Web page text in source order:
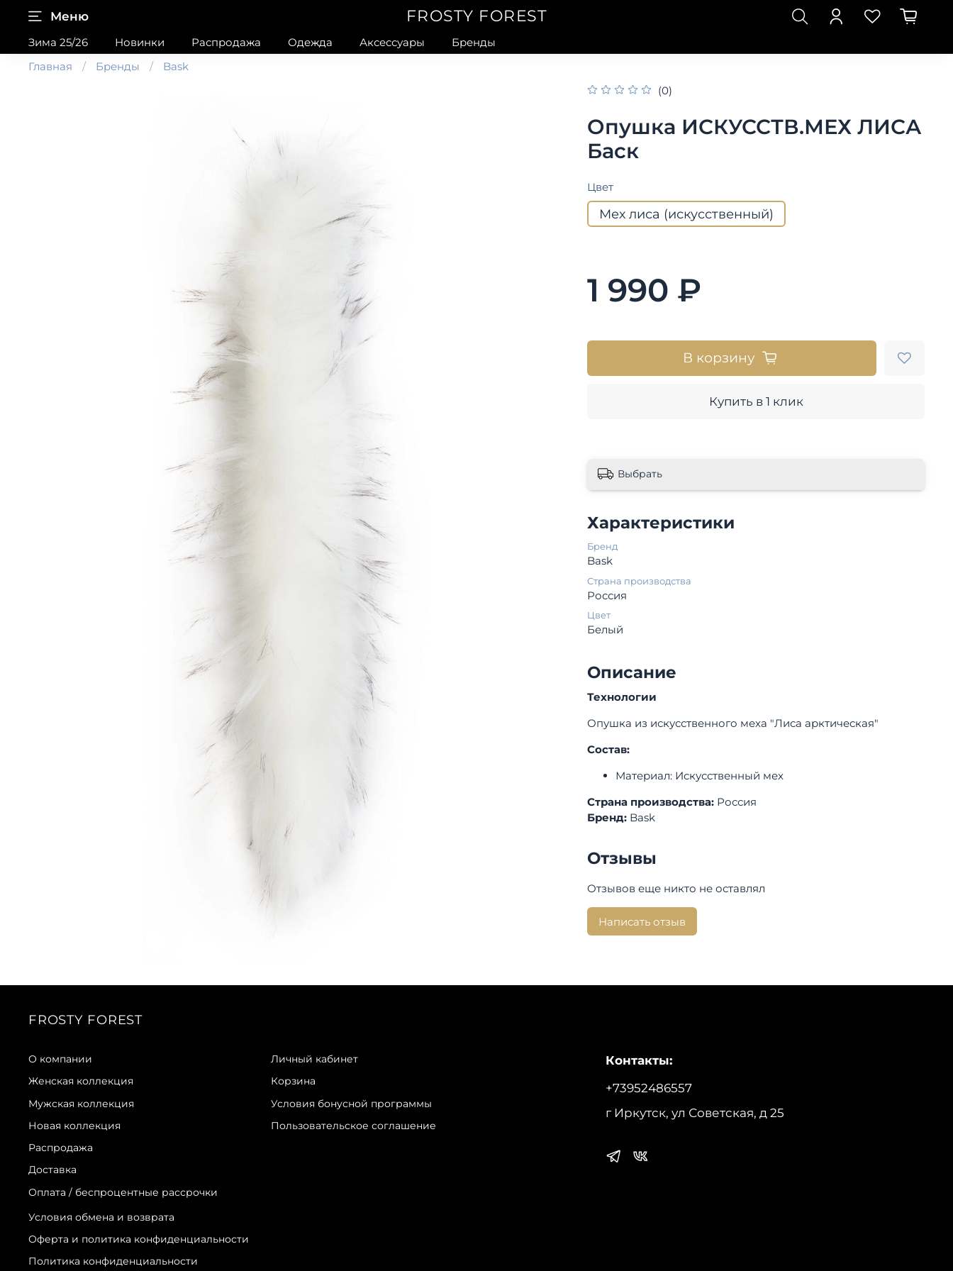
Меню FROSTY FOREST
Зима 25/26 Новинки Распродажа Одежда Аксессуары
Бренды
Главная
Бренды
Bask
(0)
Опушка ИСКУССТВ.МЕХ ЛИСА
Баск
Цвет
Мех лиса (искусственный)
1 990 ₽
В корзину
Купить в 1 клик
Выбрать
Характеристики
Бренд
Bask
Страна производства
Россия
Цвет
Белый
Описание
Технологии
Опушка из искусственного меха "Лиса арктическая"
Состав:
Материал: Искусственный мех
Страна производства: Россия
Бренд: Bask
Отзывы
Отзывов еще никто не оставлял
Написать отзыв
FROSTY FOREST
О компании
Женская коллекция
Мужская коллекция
Новая коллекция
Распродажа
Доставка
Оплата / беспроцентные рассрочки
Личный кабинет
Корзина
Условия бонусной программы
Пользовательское соглашение
Условия обмена и возврата
Оферта и политика конфиденциальности
Политика конфиденциальности
Контакты:
+73952486557
г Иркутск, ул Советская, д 25